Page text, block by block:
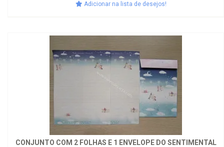
Adicionar na lista de desejos!
CONJUNTO COM 2 FOLHAS E 1 ENVELOPE DO SENTIMENTAL